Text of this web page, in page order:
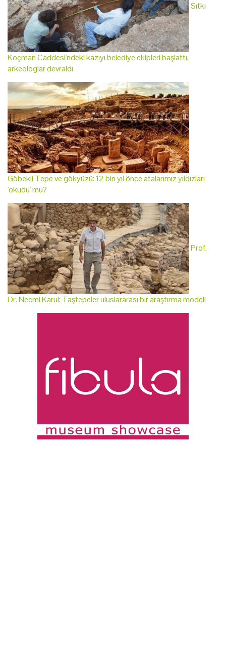
Sıtkı
Koçman Caddesi'ndeki kazıyı belediye ekipleri başlattı,
arkeologlar devraldı
Göbekli Tepe ve gökyüzü: 12 bin yıl önce atalarımız yıldızları
'okudu' mu?
Prof.
Dr. Necmi Karul: Taştepeler uluslararası bir araştırma modeli